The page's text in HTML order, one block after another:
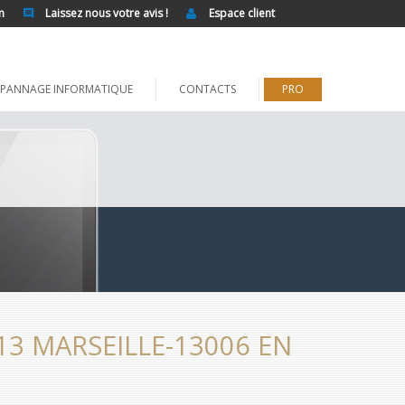
Espace client
Laissez nous votre avis !
INFORMATIQUE CONTACTS PRO
MARSEILLE-13006 EN